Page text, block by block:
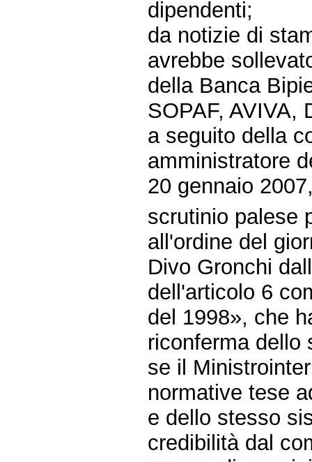
dipendenti;
da notizie di
avrebbe
della Banca
SOPAF, AVIVA,
a seguito della
amministratore
20 gennaio
scrutinio palese
all'ordine del
Divo Gronchi
dell'articolo 6
del 1998», che
riconferma dello
se il
normative tese
e dello stesso
credibilità dal